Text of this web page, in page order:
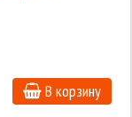
В корзину